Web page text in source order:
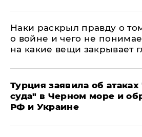
Наки раскрыл правду о
о войне и чего не
на какие вещи закрывает
Турция заявила об атаках
суда" в Черном море и
РФ и Украине